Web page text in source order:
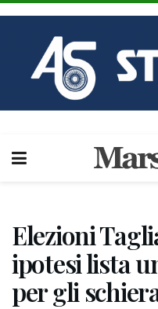
Elezioni
ipotesi lista
per gli